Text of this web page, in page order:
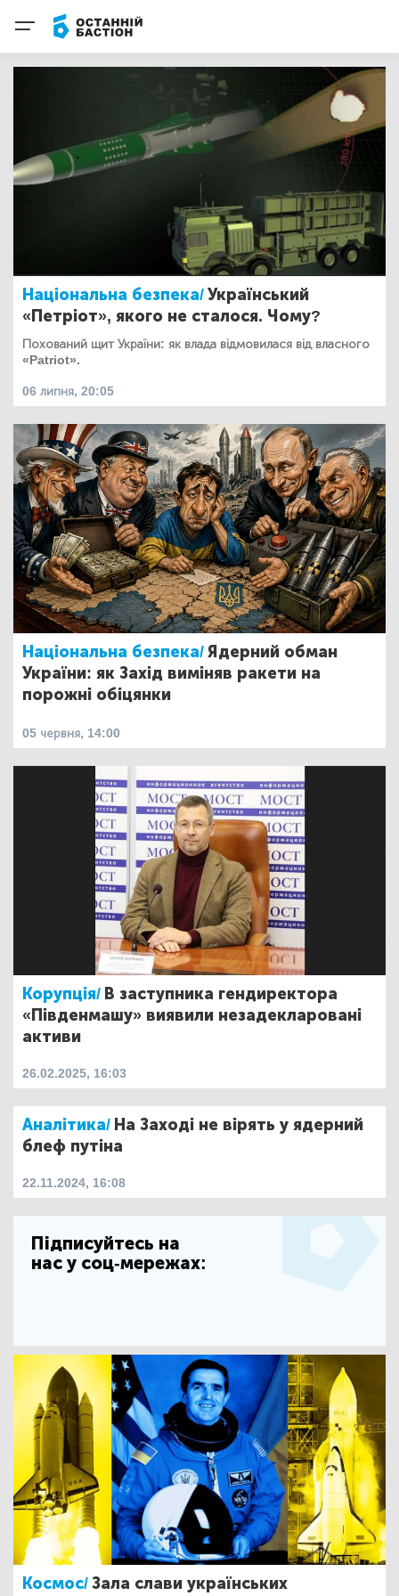
Національна безпека/Український
«Петріот», якого не сталося. Чому?
Похований щит України: як влада відмовилася від власного
«Patriot».
06 липня, 20:05
Національна безпека/Ядерний обман
України: як Захід виміняв ракети на
порожні обіцянки
05 червня, 14:00
Корупція/ В заступника гендиректора
«Південмашу» виявили незадекларовані
активи
26.02.2025, 16:03
Аналітика/ На Заході не вірять у ядерний
блеф путіна
22.11.2024, 16:08
Підписуйтесь на
нас у соц-мережах:
Космос/Зала слави українських